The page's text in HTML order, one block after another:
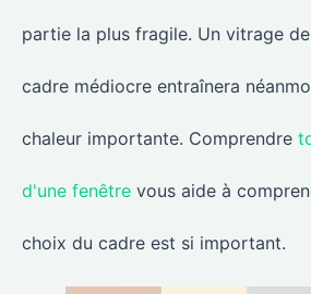
partie la plus fragile. Un vitrage
cadre médiocre entraînera
chaleur importante. Comprendre
d'une fenêtre vous aide à
choix du cadre est si important.